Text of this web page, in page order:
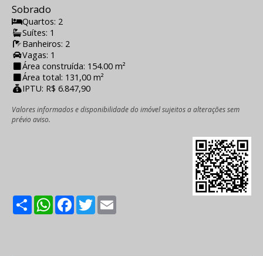
Sobrado
Quartos: 2
Suítes: 1
Banheiros: 2
Vagas: 1
Área construída: 154.00 m²
Área total: 131,00 m²
IPTU: R$ 6.847,90
Valores informados e disponibilidade do imóvel sujeitos a alterações sem
prévio aviso.
ShareWhatsApp
Facebook
Twitter